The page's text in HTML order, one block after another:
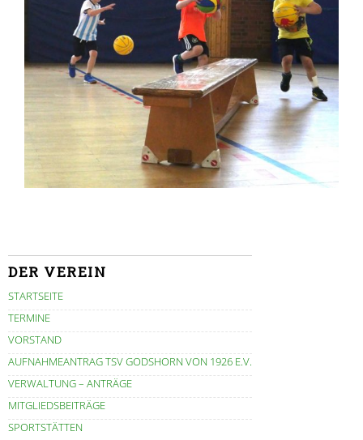
DER VEREIN
STARTSEITE
TERMINE
VORSTAND
AUFNAHMEANTRAG TSV GODSHORN VON 1926 E.V.
VERWALTUNG – ANTRÄGE
MITGLIEDSBEITRÄGE
SPORTSTÄTTEN